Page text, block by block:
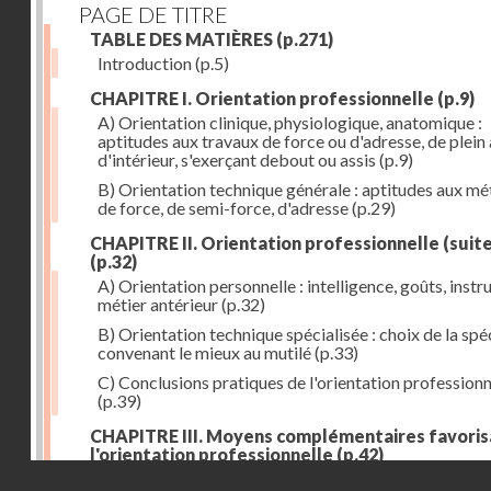
PAGE DE TITRE
TABLE DES MATIÈRES (p.271)
Introduction(p.5)
CHAPITRE I. Orientation professionnelle (p.9)
A) Orientation clinique, physiologique, anatomique :
aptitudes aux travaux de force ou d'adresse, de plein
d'intérieur, s'exerçant debout ou assis (p.9)
B) Orientation technique générale : aptitudes aux
de force, de semi-force, d'adresse(p.29)
CHAPITRE II. Orientation professionnelle
(p.32)
A) Orientation personnelle : intelligence, goûts,
métier antérieur(p.32)
B) Orientation technique spécialisée : choix de la
convenant le mieux au mutilé(p.33)
C) Conclusions pratiques de l'orientation
(p.39)
CHAPITRE III. Moyens complémentaires
l'orientation professionnelle (p.42)